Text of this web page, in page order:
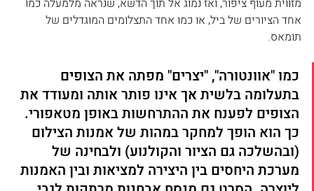
מזווית מעוף ציפור, ואז נמוג אל תוך הדשא, שנראה מלמעלה כמו
אחד הציורים של ביל, או כמו אחד התצלומים המוגדלים של
תומאס.
כמו "אוונטורה", "יצרים" מפתה את הצופים
בתעלומה בלשית אך אינו פותר אותה ומעודד את
הצופים לפענח את ההתרחשות באופן מטאפורי.
כך הוא הופך למחקר במהות של אמנות הצילום
(ובהשלכה גם הציור והקולנוע) ולבחינה של
מערכת היחסים בין היצירה למציאות ובין האמנות